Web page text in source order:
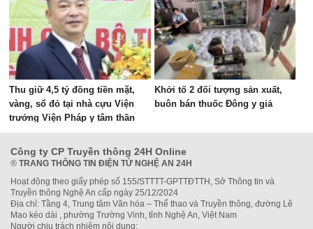
Thu giữ 4,5 tỷ đồng tiền mặt,
vàng, sổ đỏ tại nhà cựu Viện
trưởng Viện Pháp y tâm thần
Trung ương
Khởi tố 2 đối tượng sản xuất,
buôn bán thuốc Đông y giả
Công ty CP Truyền thông 24H Online
® TRANG THÔNG TIN ĐIỆN TỬ NGHỆ AN 24H
Hoạt động theo giấy phép số 155/STTTT-GPTTĐTTH, Sở Thông tin và
Truyền thông Nghệ An cấp ngày 25/12/2024
Địa chỉ: Tầng 4, Trung tâm Văn hóa – Thể thao và Truyền thông, đường Lê
Mao kéo dài , phường Trường Vinh, tỉnh Nghệ An, Việt Nam
Người chịu trách nhiệm nội dung: